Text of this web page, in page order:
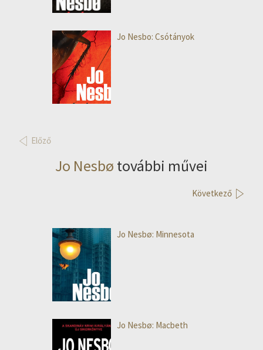
Jo Nesbo: Csótányok
Előző
Jo Nesbø további művei
Következő
Jo Nesbø: Minnesota
Jo Nesbø: Macbeth